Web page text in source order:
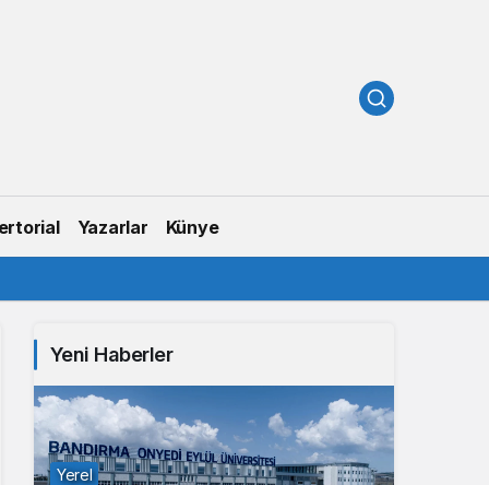
Yazarlar Künye
Yeni Haberler
Yerel